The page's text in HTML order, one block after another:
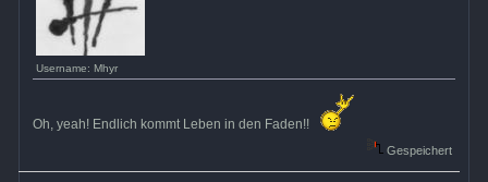
Username: Mhyr
Oh, yeah! Endlich kommt Leben in den Faden!!
Gespeichert